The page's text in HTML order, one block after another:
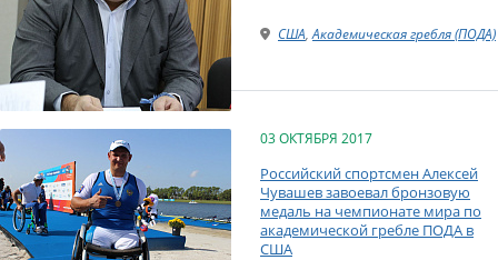
США,Академическая гребля (ПОДА)
03 ОКТЯБРЯ 2017
Российский спортсмен Алексей
Чувашев завоевал бронзовую
медаль на чемпионате мира по
академической гребле ПОДА в
США